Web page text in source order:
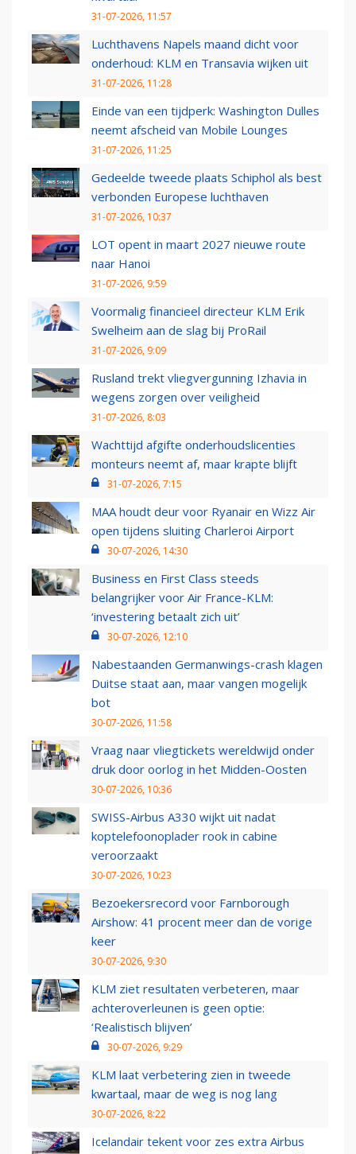
31-07-2026, 11:57
Luchthavens Napels maand dicht voor
onderhoud: KLM en Transavia wijken uit
31-07-2026, 11:28
Einde van een tijdperk: Washington Dulles
neemt afscheid van Mobile Lounges
31-07-2026, 11:25
Gedeelde tweede plaats Schiphol als best
verbonden Europese luchthaven
31-07-2026, 10:37
LOT opent in maart 2027 nieuwe route
naar Hanoi
31-07-2026, 9:59
Voormalig financieel directeur KLM Erik
Swelheim aan de slag bij ProRail
31-07-2026, 9:09
Rusland trekt vliegvergunning Izhavia in
wegens zorgen over veiligheid
31-07-2026, 8:03
Wachttijd afgifte onderhoudslicenties
monteurs neemt af, maar krapte blijft
31-07-2026, 7:15
MAA houdt deur voor Ryanair en Wizz Air
open tijdens sluiting Charleroi Airport
30-07-2026, 14:30
Business en First Class steeds
belangrijker voor Air France-KLM:
‘investering betaalt zich uit’
30-07-2026, 12:10
Nabestaanden Germanwings-crash klagen
Duitse staat aan, maar vangen mogelijk
bot
30-07-2026, 11:58
Vraag naar vliegtickets wereldwijd onder
druk door oorlog in het Midden-Oosten
30-07-2026, 10:36
SWISS-Airbus A330 wijkt uit nadat
koptelefoonoplader rook in cabine
veroorzaakt
30-07-2026, 10:23
Bezoekersrecord voor Farnborough
Airshow: 41 procent meer dan de vorige
keer
30-07-2026, 9:30
KLM ziet resultaten verbeteren, maar
achteroverleunen is geen optie:
‘Realistisch blijven’
30-07-2026, 9:29
KLM laat verbetering zien in tweede
kwartaal, maar de weg is nog lang
30-07-2026, 8:22
Icelandair tekent voor zes extra Airbus